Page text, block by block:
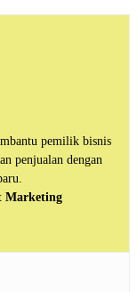
pemilik bisnis
penjualan dengan
Marketing